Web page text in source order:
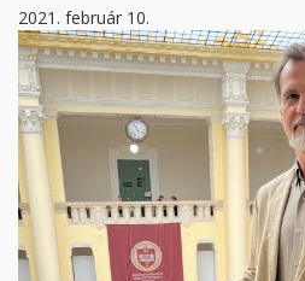
2021. február 10.